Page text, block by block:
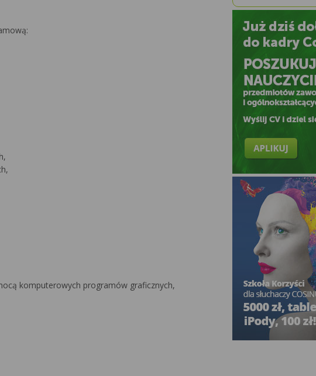
komputerowych programów graficznych,